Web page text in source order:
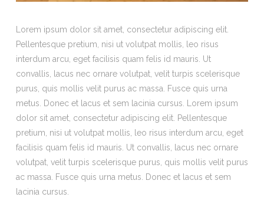
Lorem ipsum dolor sit amet, consectetur adipiscing elit.
Pellentesque pretium, nisi ut volutpat mollis, leo risus
interdum arcu, eget facilisis quam felis id mauris. Ut
convallis, lacus nec ornare volutpat, velit turpis scelerisque
purus, quis mollis velit purus ac massa. Fusce quis urna
metus. Donec et lacus et sem lacinia cursus. Lorem ipsum
dolor sit amet, consectetur adipiscing elit. Pellentesque
pretium, nisi ut volutpat mollis, leo risus interdum arcu, eget
facilisis quam felis id mauris. Ut convallis, lacus nec ornare
volutpat, velit turpis scelerisque purus, quis mollis velit purus
ac massa. Fusce quis urna metus. Donec et lacus et sem
lacinia cursus.